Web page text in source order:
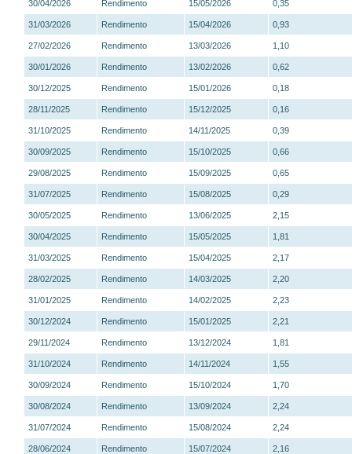
30/04/2026 Rendimento 15/05/2026 0,35
31/03/2026 Rendimento 15/04/2026 0,93
27/02/2026 Rendimento 13/03/2026 1,10
30/01/2026 Rendimento 13/02/2026 0,62
30/12/2025 Rendimento 15/01/2026 0,18
28/11/2025 Rendimento 15/12/2025 0,16
31/10/2025 Rendimento 14/11/2025 0,39
30/09/2025 Rendimento 15/10/2025 0,66
29/08/2025 Rendimento 15/09/2025 0,65
31/07/2025 Rendimento 15/08/2025 0,29
30/05/2025 Rendimento 13/06/2025 2,15
30/04/2025 Rendimento 15/05/2025 1,81
31/03/2025 Rendimento 15/04/2025 2,17
28/02/2025 Rendimento 14/03/2025 2,20
31/01/2025 Rendimento 14/02/2025 2,23
30/12/2024 Rendimento 15/01/2025 2,21
29/11/2024 Rendimento 13/12/2024 1,81
31/10/2024 Rendimento 14/11/2024 1,55
30/09/2024 Rendimento 15/10/2024 1,70
30/08/2024 Rendimento 13/09/2024 2,24
31/07/2024 Rendimento 15/08/2024 2,24
28/06/2024 Rendimento 15/07/2024 2,16